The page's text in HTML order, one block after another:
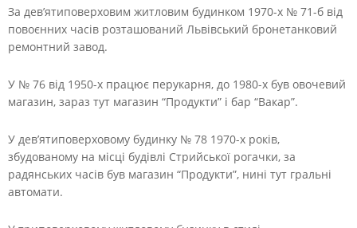
За дев’ятиповерховим житловим будинком 1970-х № 71-б від
повоєнних часів розташований Львівський бронетанковий
ремонтний завод.
У № 76 від 1950-х працює перукарня, до 1980-х був овочевий
магазин, зараз тут магазин “Продукти” і бар “Вакар”.
У дев’ятиповерховому будинку № 78 1970-х років,
збудованому на місці будівлі Стрийської рогачки, за
радянських часів був магазин “Продукти”, нині тут гральні
автомати.